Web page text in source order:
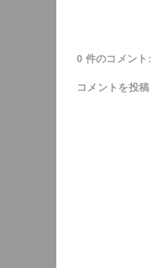
0 件のコメント:
コメントを投稿